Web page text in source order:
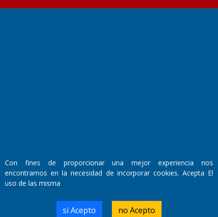
Domicilio Legal: José Ingenieros 855,
Santa Rosa, La Pampa.
RL-2019-55551274-APN-DNDA#MJ
Con fines de proporcionar una mejor experiencia nos
encontramos en la necesidad de incorporar cookies. Acepta El
uso de las misma
si Acepto no Acepto